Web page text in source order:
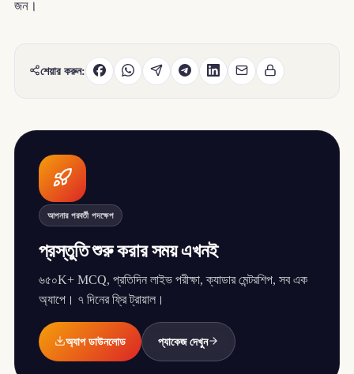
জন।
শেয়ার করুন:
আপনার পরবর্তী পদক্ষেপ
প্রস্তুতি শুরু করার সময় এখনই
৬৫০K+ MCQ, প্রতিদিন লাইভ পরীক্ষা, ক্যাডার মেন্টরশিপ, সব এক
অ্যাপে। ৭ দিনের ফ্রি ট্রায়াল।
অ্যাপ ডাউনলোড প্যাকেজ দেখুন